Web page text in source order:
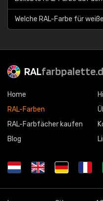
Welche RAL-Farbe für
RAL
Home
RAL-Farben
RAL-Farbfächer kaufen
Blog